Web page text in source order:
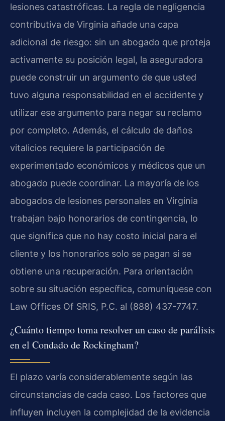
lesiones catastróficas. La regla de negligencia
contributiva de Virginia añade una capa
adicional de riesgo: sin un abogado que proteja
activamente su posición legal, la aseguradora
puede construir un argumento de que usted
tuvo alguna responsabilidad en el accidente y
utilizar ese argumento para negar su reclamo
por completo. Además, el cálculo de daños
vitalicios requiere la participación de
experimentado económicos y médicos que un
abogado puede coordinar. La mayoría de los
abogados de lesiones personales en Virginia
trabajan bajo honorarios de contingencia, lo
que significa que no hay costo inicial para el
cliente y los honorarios solo se pagan si se
obtiene una recuperación. Para orientación
sobre su situación específica, comuníquese con
Law Offices Of SRIS, P.C. al (888) 437-7747.
¿Cuánto tiempo toma resolver un caso de parálisis
en el Condado de Rockingham?
El plazo varía considerablemente según las
circunstancias de cada caso. Los factores que
influyen incluyen la complejidad de la evidencia